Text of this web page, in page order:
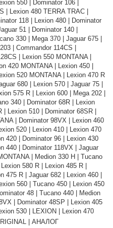
550 | Dominator 106 |
| Lexion 480 TERRA TRAC |
118 | Lexion 480 | Dominator
51 | Dominator 140 |
330 | Mega 370 | Jaguar 675 |
| Commandor 114CS |
| Lexion 550 MONTANA |
420 MONTANA | Lexion 450 |
520 MONTANA | Lexion 470 R
680 | Lexion 570 | Jaguar 75 |
575 R | Lexion 600 | Mega 202 |
340 | Dominator 68R | Lexion
| Lexion 510 | Dominator 68SR |
| Dominator 98VX | Lexion 460
520 | Lexion 410 | Lexion 470
420 | Dominator 96 | Lexion 430
440 | Dominator 118VX | Jaguar
| Medion 330 H | Tucano
580 R | Lexion 485 R |
475 R | Jaguar 682 | Lexion 460 |
560 | Tucano 450 | Lexion 450
48 | Tucano 440 | Medion
| Dominator 48SP | Lexion 405
530 | LEXION | Lexion 470
| АНАЛОГ